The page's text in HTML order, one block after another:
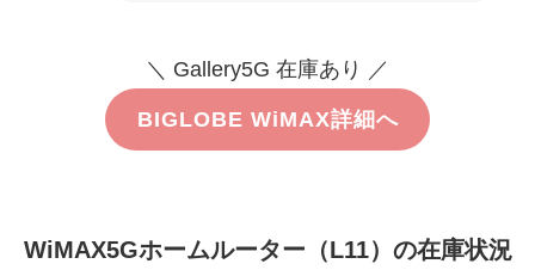
＼ Gallery5G 在庫あり ／
BIGLOBE WiMAX詳細へ
WiMAX5Gホームルーター（L11）の在庫状況